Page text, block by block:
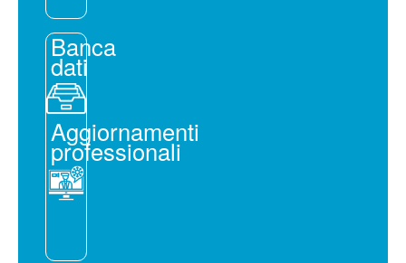
Banca
dati
Aggiornamenti
professionali